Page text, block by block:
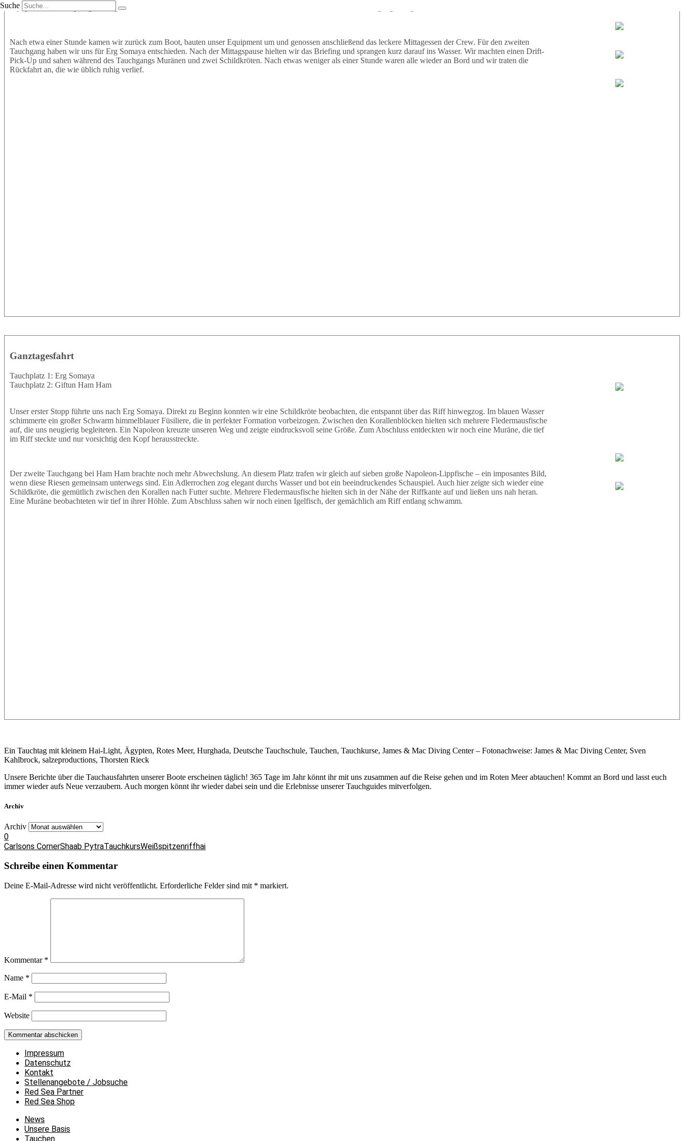
SucheEquipment an und sprangen mit großer Vorfreude ins Wasser. Wir tauchten stationär und sahen während des Tauchgangs einige Muränen und eine Schildkröte.
Nach etwa einer Stunde kamen wir zurück zum Boot, bauten unser Equipment um und genossen anschließend das leckere Mittagessen der Crew. Für den zweiten
Tauchgang haben wir uns für Erg Somaya entschieden. Nach der Mittagspause hielten wir das Briefing und sprangen kurz darauf ins Wasser. Wir machten einen Drift-
Pick-Up und sahen während des Tauchgangs Muränen und zwei Schildkröten. Nach etwas weniger als einer Stunde waren alle wieder an Bord und wir traten die
Rückfahrt an, die wie üblich ruhig verlief.
Ganztagesfahrt
Tauchplatz 1: Erg Somaya
Tauchplatz 2: Giftun Ham Ham
Unser erster Stopp führte uns nach Erg Somaya. Direkt zu Beginn konnten wir eine Schildkröte beobachten, die entspannt über das Riff hinwegzog. Im blauen Wasser
schimmerte ein großer Schwarm himmelblauer Füsiliere, die in perfekter Formation vorbeizogen. Zwischen den Korallenblöcken hielten sich mehrere Fledermausfische
auf, die uns neugierig begleiteten. Ein Napoleon kreuzte unseren Weg und zeigte eindrucksvoll seine Größe. Zum Abschluss entdeckten wir noch eine Muräne, die tief
im Riff steckte und nur vorsichtig den Kopf herausstreckte.
Der zweite Tauchgang bei Ham Ham brachte noch mehr Abwechslung. An diesem Platz trafen wir gleich auf sieben große Napoleon-Lippfische – ein imposantes Bild,
wenn diese Riesen gemeinsam unterwegs sind. Ein Adlerrochen zog elegant durchs Wasser und bot ein beeindruckendes Schauspiel. Auch hier zeigte sich wieder eine
Schildkröte, die gemütlich zwischen den Korallen nach Futter suchte. Mehrere Fledermausfische hielten sich in der Nähe der Riffkante auf und ließen uns nah heran.
Eine Muräne beobachteten wir tief in ihrer Höhle. Zum Abschluss sahen wir noch einen Igelfisch, der gemächlich am Riff entlang schwamm.
Ein Tauchtag mit kleinem Hai-Light, Ägypten, Rotes Meer, Hurghada, Deutsche Tauchschule, Tauchen, Tauchkurse, James & Mac Diving Center – Fotonachweise: James & Mac Diving Center, Sven
Kahlbrock, salzeproductions, Thorsten Rieck
Unsere Berichte über die Tauchausfahrten unserer Boote erscheinen täglich! 365 Tage im Jahr könnt ihr mit uns zusammen auf die Reise gehen und im Roten Meer abtauchen! Kommt an Bord und lasst euch
immer wieder aufs Neue verzaubern. Auch morgen könnt ihr wieder dabei sein und die Erlebnisse unserer Tauchguides mitverfolgen.
Archiv
Archiv
0
Carlsons CornerShaab PytraTauchkursWeißspitzenriffhai
Schreibe einen Kommentar
Deine E-Mail-Adresse wird nicht veröffentlicht. Erforderliche Felder sind mit * markiert.
Kommentar *
Name *
E-Mail *
Website
Impressum
Datenschutz
Kontakt
Stellenangebote / Jobsuche
Red Sea Partner
Red Sea Shop
News
Unsere Basis
Tauchen